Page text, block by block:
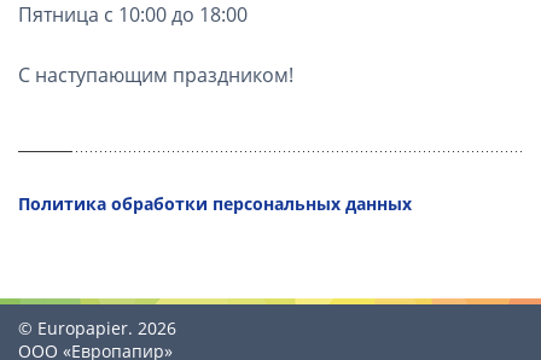
Пятница с 10:00 до 18:00
С наступающим праздником!
Политика обработки персональных данных
© Europapier. 2026
ООО «Европапир»